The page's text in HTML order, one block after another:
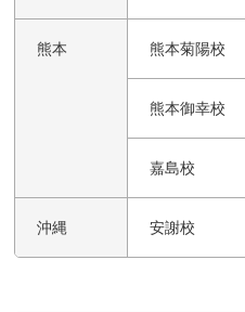
熊本 熊本菊陽校
熊本御幸校
嘉島校
沖縄 安謝校